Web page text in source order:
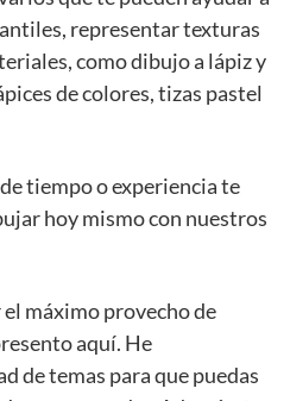
representar texturas
como dibujo a lápiz y
de colores, tizas pastel
tiempo o experiencia te
hoy mismo con nuestros
el máximo provecho de
aquí. He
de temas para que puedas